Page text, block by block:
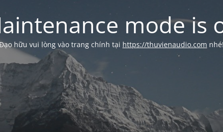
mode is
hữu vui lòng vào trang chính tại https://thuvienaudio.com